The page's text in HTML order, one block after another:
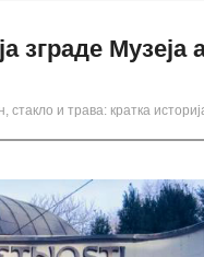
зграде
стакло и трава: кратка